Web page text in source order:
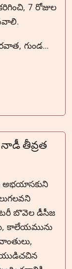
7 రోజుల
గుండ...
నాడీ తీవ్రత
అభయాసకుని
బొవెల డీసీజ
కాలేయమును